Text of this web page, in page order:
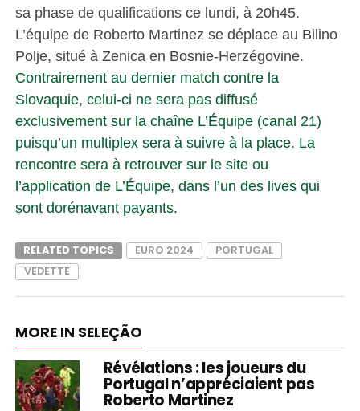
sa phase de qualifications ce lundi, à 20h45.
L’équipe de Roberto Martinez se déplace au Bilino
Polje, situé à Zenica en Bosnie-Herzégovine.
Contrairement au dernier match contre la
Slovaquie, celui-ci ne sera pas diffusé
exclusivement sur la chaîne L’Équipe (canal 21)
puisqu’un multiplex sera à suivre à la place. La
rencontre sera à retrouver sur le site ou
l’application de L’Équipe, dans l’un des lives qui
sont dorénavant payants.
RELATED TOPICS EURO 2024
PORTUGAL
VEDETTE
MORE IN SELEÇÃO
Révélations : les joueurs du
Portugal n’appréciaient pas
Roberto Martinez